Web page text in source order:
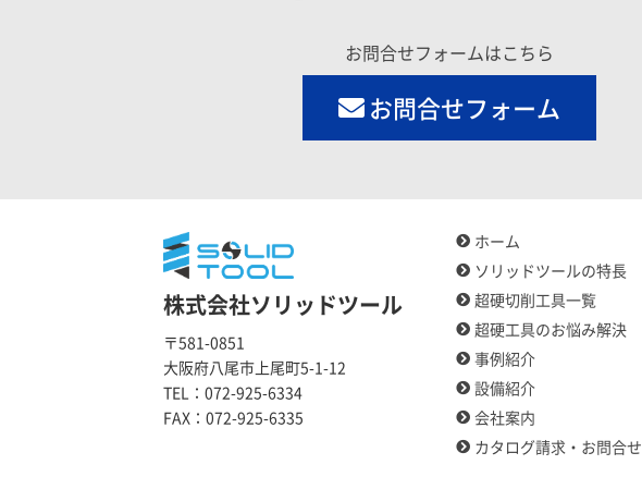
お問合せフォームはこちら
お問合せフォーム
株式会社ソリッドツール
〒581-0851
大阪府八尾市上尾町5-1-12
TEL： 072-925-6334
FAX： 072-925-6335
ホーム
ソリッドツールの特長
超硬切削工具一覧
超硬工具のお悩み解決
事例紹介
設備紹介
会社案内
カタログ請求・お問合せ